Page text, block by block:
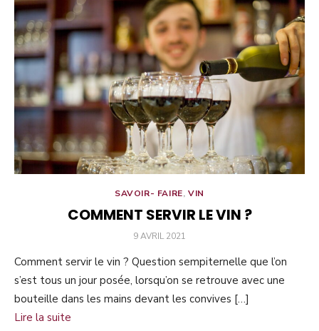
SAVOIR- FAIRE,VIN
COMMENT SERVIR LE VIN ?
PUBLIÉ
9 AVRIL 2021
Comment servir le vin ? Question sempiternelle que l’on
s’est tous un jour posée, lorsqu’on se retrouve avec une
bouteille dans les mains devant les convives […]
Lire la suite